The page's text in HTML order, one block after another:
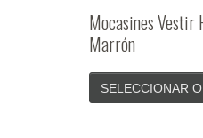
Mocasines Vestir
Marrón
SELECCIONAR